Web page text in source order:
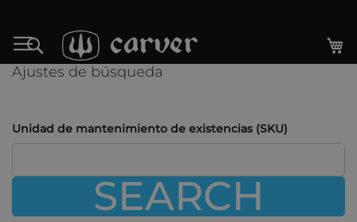
al
contenido
Search
Ajustes de búsqueda
Unidad de mantenimiento de existencias (SKU)
SEARCH